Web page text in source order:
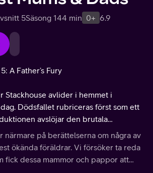
5Säsong 144 min 0+ 6.9
A Father’s Fury
Stackhouse avlider i hemmet i
Dödsfallet rubriceras först som ett
avslöjar den brutala
närmare på berättelserna om några av
ökända föräldrar. Vi försöker ta reda
fick dessa mammor och pappor att